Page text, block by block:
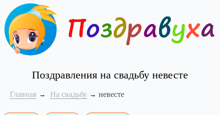
Поздравления на свадьбу невесте
Главная На свадьбу невесте